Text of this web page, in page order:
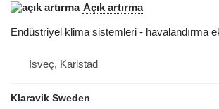
Açık artırma
Endüstriyel klima sistemleri - havalandırma
İsveç, Karlstad
Klaravik Sweden